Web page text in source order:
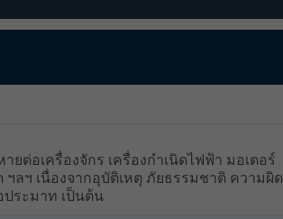
ต่อเครื่องจักร เครื่องกำเนิดไฟฟ้า มอเตอร์
ลฯ เนื่องจากอุบัติเหตุ ภัยธรรมชาติ ความผิด
ระมาท เป็นต้น